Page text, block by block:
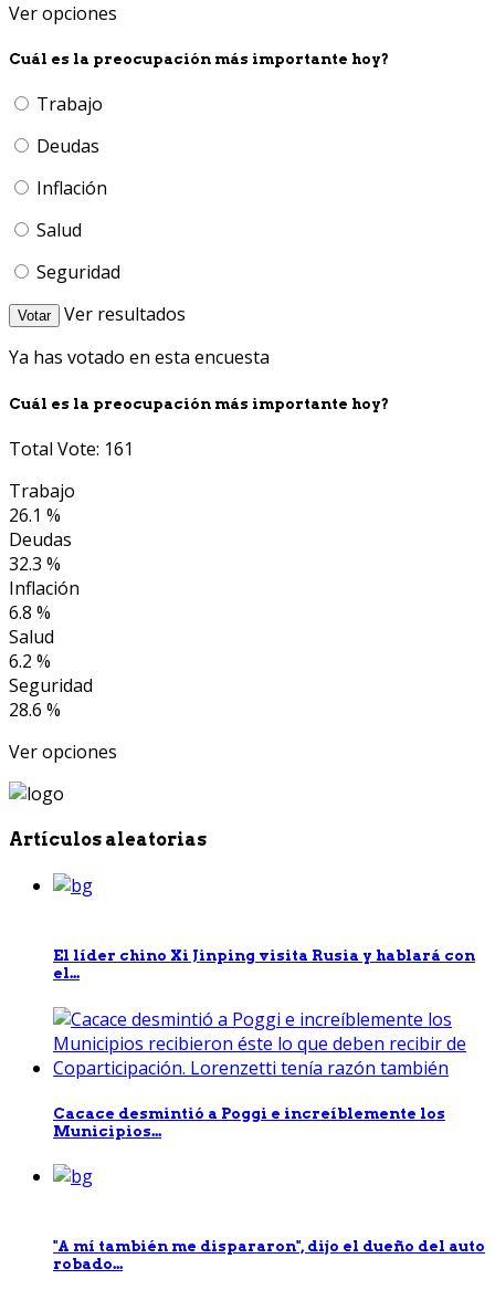
Ver opciones
Cuál es la preocupación más importante hoy?
Trabajo
Deudas
Inflación
Salud
Seguridad
Votar
Ver resultados
Ya has votado en esta encuesta
Cuál es la preocupación más importante hoy?
Total Vote: 161
Trabajo
26.1 %
Deudas
32.3 %
Inflación
6.8 %
Salud
6.2 %
Seguridad
28.6 %
Ver opciones
Artículos aleatorias
El líder chino Xi Jinping visita Rusia y hablará con
el...
Cacace desmintió a Poggi e increíblemente los
Municipios...
"A mí también me dispararon", dijo el dueño del auto
robado...